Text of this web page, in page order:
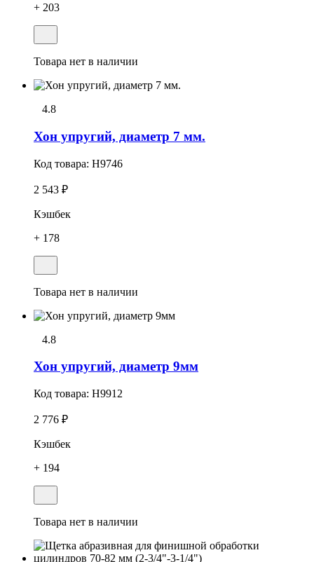
+ 203
Товара нет в наличии
4.8
Хон упpугий, диаметр 7 мм.
Код товара: H9746
2 543 ₽
Кэшбек
+ 178
Товара нет в наличии
4.8
Хон упpугий, диаметр 9мм
Код товара: H9912
2 776 ₽
Кэшбек
+ 194
Товара нет в наличии